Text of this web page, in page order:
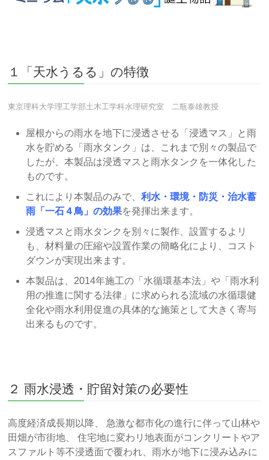
１「天水うるる」の特徴
東京理科大学理工学部土木工学科水理研究室 二瓶泰雄教授
屋根からの雨水を地下に浸透させる「浸透マス」と雨
水を貯める「雨水タンク」は、これまで別々の製品で
したが、本製品は浸透マスと雨水タンクを一体化した
ものです。
これにより本製品のみで、利水・環境・防災・治水蓄
雨「一石４鳥」の効果を発揮出来ます。
浸透マスと雨水タンクを別々に製作、設置するよリ
も、材料量の圧縮や設置作業の簡略化により、コスト
ダウンが実現出来ます。
本製品は、2014年施工の「水循環基本法」や「雨水利
用の推進に関する法律」に求められる流域の水循環健
全化や雨水利用促進の具体的な施策として大きく寄与
出来るものです。
２ 雨水浸透・貯留対策の必要性
高度経済成長期以降、 急激な都市化の進行に伴って山林や
田畑が市街地、 住宅地に変わリ地表面がコンクリートやア
スファルト等不浸透面で覆われ、雨水が地下に浸み込みに